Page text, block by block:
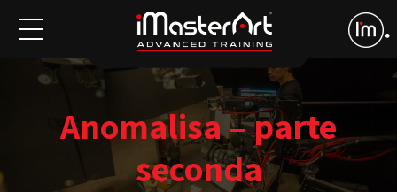
Anomalisa – parte
seconda